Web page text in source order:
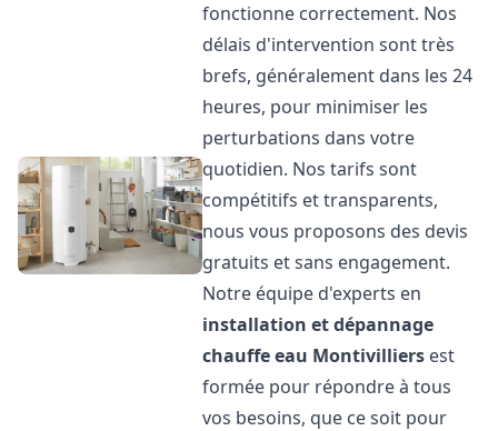
fonctionne correctement. Nos
délais d'intervention sont très
brefs, généralement dans les 24
heures, pour minimiser les
perturbations dans votre
quotidien. Nos tarifs sont
compétitifs et transparents,
nous vous proposons des devis
gratuits et sans engagement.
Notre équipe d'experts en
installation et dépannage
chauffe eau Montivilliers est
formée pour répondre à tous
vos besoins, que ce soit pour